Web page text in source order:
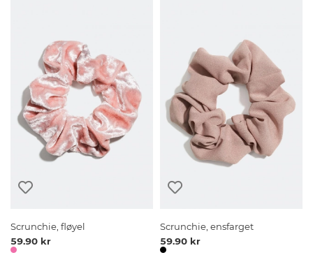
Scrunchie, fløyel
59.90 kr
Scrunchie, ensfarget
59.90 kr